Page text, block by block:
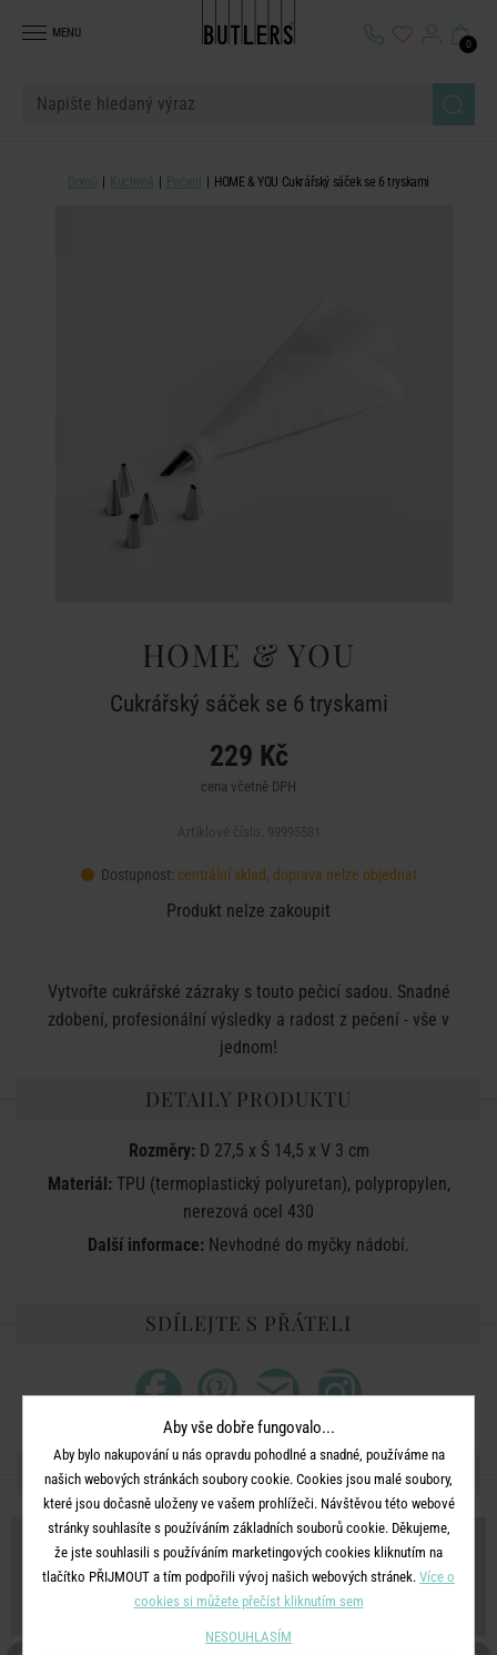
MENU
0
Domů Kuchyně Pečení HOME & YOU Cukrářský sáček se 6 tryskami
HOME & YOU
Cukrářský sáček se 6 tryskami
229 Kč
cena včetně DPH
Dostupnost: centrální sklad, doprava nelze objednat
Produkt nelze zakoupit
Vytvořte cukrářské zázraky s touto pečicí sadou. Snadné
zdobení, profesionální výsledky a radost z pečení - vše v
jednom!
DETAILY PRODUKTU
Rozměry: D 27,5 x Š 14,5 x V 3 cm
Materiál:TPU (termoplastický polyuretan), polypropylen,
nerezová ocel 430
Další informace: Nevhodné do myčky nádobí.
SDÍLEJTE S PŘÁTELI
DALŠÍ PRODUKTY ZE SÉRIE
Aby vše dobře fungovalo...
Aby bylo nakupování u nás opravdu pohodlné a snadné, používáme na
našich webových stránkách soubory cookie. Cookies jsou malé soubory,
které jsou dočasně uloženy ve vašem prohlížeči. Návštěvou této webové
stránky souhlasíte s používáním základních souborů cookie. Děkujeme,
že jste souhlasili s používáním marketingových cookies kliknutím na
tlačítko PŘIJMOUT a tím podpořili vývoj našich webových stránek. Více o
cookies si můžete přečíst kliknutím sem
NESOUHLASÍM